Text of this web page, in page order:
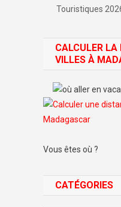
Touristiques
CALCULER LA
VILLES À
Vous êtes où ?
CATÉGORIES